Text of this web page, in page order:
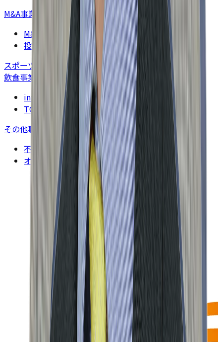
M&A事業
M&Aコンサルティング事業
投資育成事業
スポーツ事業
飲食事業
intellctuary（アンテレクチュアリ）
TOKYO RAMEN（東京ラーメン）
その他事業
不動産仲介・オフィスコンサルティング事業
オフィス賃貸仲介事業